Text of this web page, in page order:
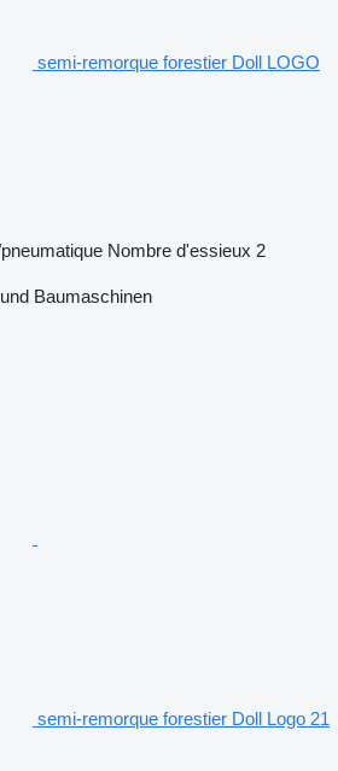
semi-remorque forestier Doll LOGO
Nombre d'essieux 2
Baumaschinen
semi-remorque forestier Doll Logo 21